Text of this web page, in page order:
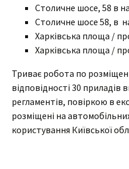
Столичне шосе, 58 в
Столичне шосе 58, в
Харківська площа /
Харківська площа /
Триває робота по
відповідності 30 приладів
регламентів, повіркою в
розміщені на
користування Київської